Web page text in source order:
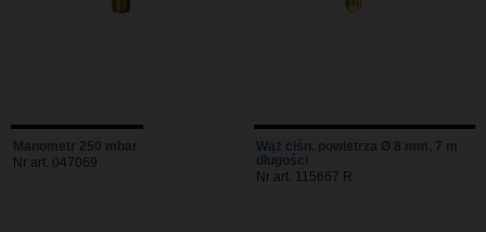
Manometr 250 mbar
Nr art. 047069
Wąż ciśn. powietrza Ø 8 mm, 7 m
długości
Nr art. 115667 R